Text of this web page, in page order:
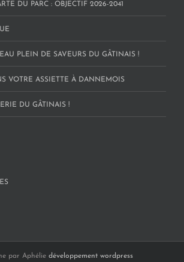
DU PARC : OBJECTIF 2026-2041
PLEIN DE SAVEURS DU GÂTINAIS !
VOTRE ASSIETTE À DANNEMOIS
DU GÂTINAIS !
par Aphélie développement wordpress